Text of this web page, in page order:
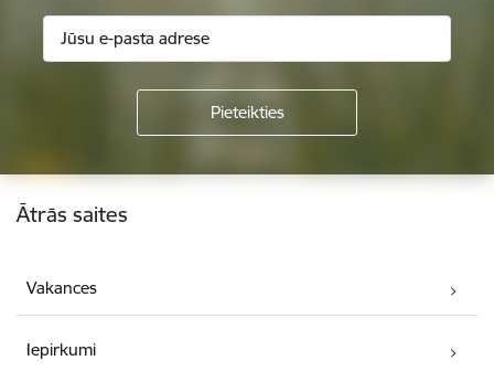
Kājene
Ātrās saites
Vakances
Iepirkumi